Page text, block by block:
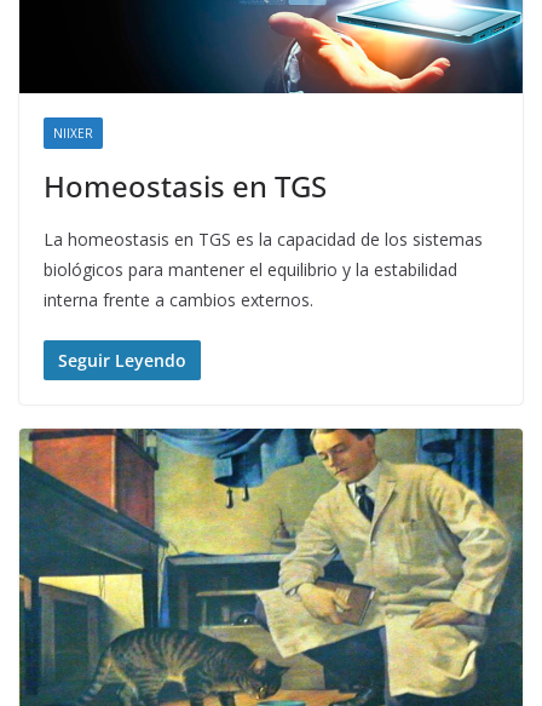
NIIXER
Homeostasis en TGS
La homeostasis en TGS es la capacidad de los sistemas
biológicos para mantener el equilibrio y la estabilidad
interna frente a cambios externos.
Seguir Leyendo